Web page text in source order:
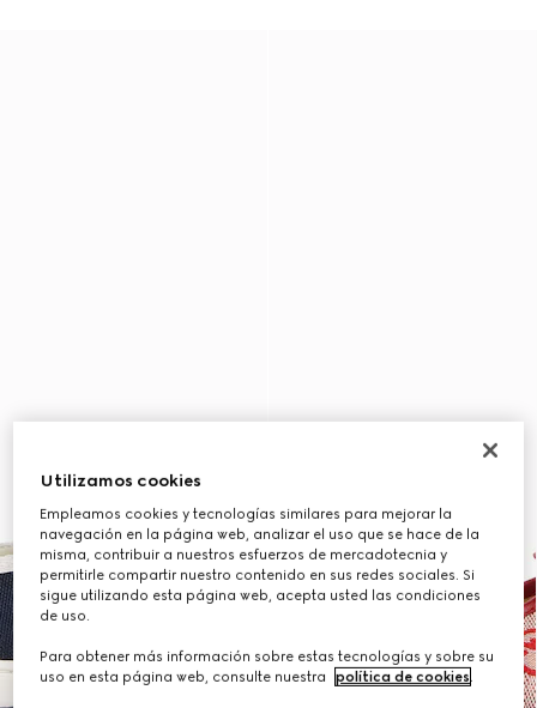
Utilizamos cookies
Empleamos cookies y tecnologías similares para mejorar la
navegación en la página web, analizar el uso que se hace de la
misma, contribuir a nuestros esfuerzos de mercadotecnia y
permitirle compartir nuestro contenido en sus redes sociales. Si
sigue utilizando esta página web, acepta usted las condiciones
de uso.
Para obtener más información sobre estas tecnologías y sobre su
uso en esta página web, consulte nuestra
política de cookies.